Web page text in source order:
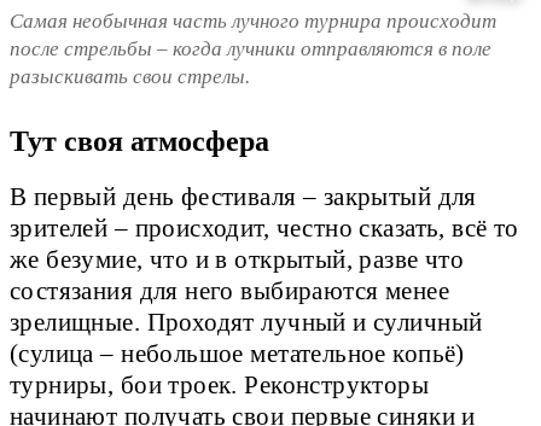
Самая необычная часть лучного турнира происходит
после стрельбы – когда лучники отправляются в поле
разыскивать свои стрелы.
Тут своя атмосфера
В первый день фестиваля – закрытый для
зрителей – происходит, честно сказать, всё то
же безумие, что и в открытый, разве что
состязания для него выбираются менее
зрелищные. Проходят лучный и суличный
(сулица – небольшое метательное копьё)
турниры, бои троек. Реконструкторы
начинают получать свои первые синяки и